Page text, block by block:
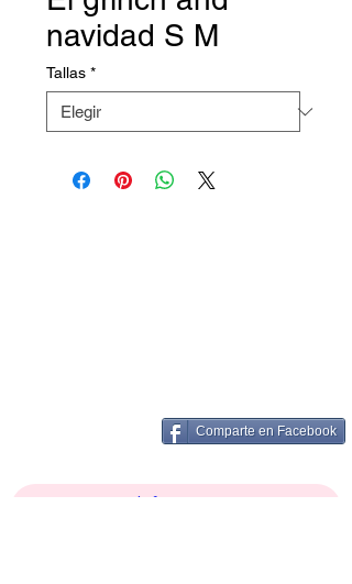
navidad S M
Tallas *
Comparte en Facebook